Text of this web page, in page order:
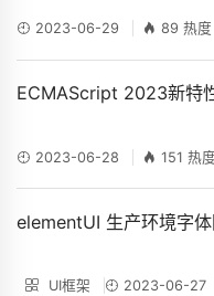
2023-06-29 89 热度
ECMAScript 2023新特
2023-06-28 151 热度
elementUI 生产环境字
UI框架 2023-06-27